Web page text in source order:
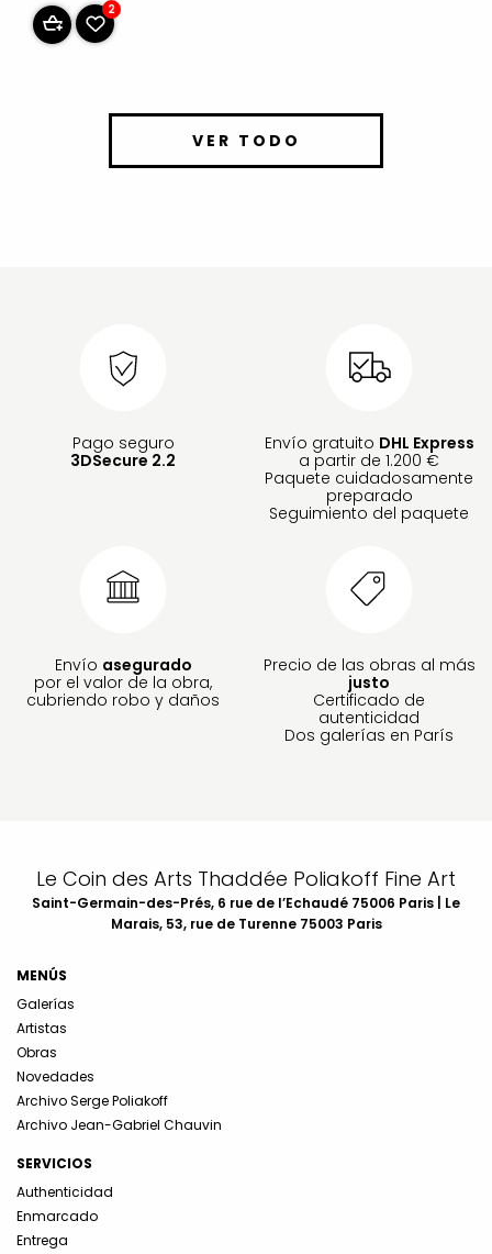
2
VER TODO
Pago seguro
3DSecure 2.2
Envío gratuito DHL Express
a partir de 1.200 €
Paquete cuidadosamente
preparado
Seguimiento del paquete
Envío asegurado
por el valor de la obra,
cubriendo robo y daños
Precio de las obras al más
justo
Certificado de
autenticidad
Dos galerías en París
Le Coin des Arts Thaddée Poliakoff Fine Art
Saint-Germain-des-Prés, 6 rue de l’Echaudé 75006 Paris | Le
Marais, 53, rue de Turenne 75003 Paris
MENÚS
Galerías
Artistas
Obras
Novedades
Archivo Serge Poliakoff
Archivo Jean-Gabriel Chauvin
SERVICIOS
Authenticidad
Enmarcado
Entrega